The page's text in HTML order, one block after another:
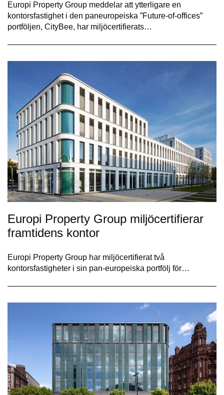
Europi Property Group meddelar att ytterligare en
kontorsfastighet i den paneuropeiska ”Future-of-offices”
portföljen, CityBee, har miljöcertifierats…
Europi Property Group miljöcertifierar
framtidens kontor
Europi Property Group har miljöcertifierat två
kontorsfastigheter i sin pan-europeiska portfölj för…